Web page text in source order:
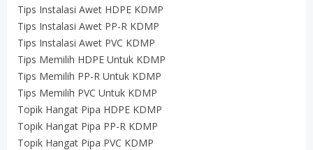
Tips Instalasi Awet HDPE KDMP
Tips Instalasi Awet PP-R KDMP
Tips Instalasi Awet PVC KDMP
Tips Memilih HDPE Untuk KDMP
Tips Memilih PP-R Untuk KDMP
Tips Memilih PVC Untuk KDMP
Topik Hangat Pipa HDPE KDMP
Topik Hangat Pipa PP-R KDMP
Topik Hangat Pipa PVC KDMP